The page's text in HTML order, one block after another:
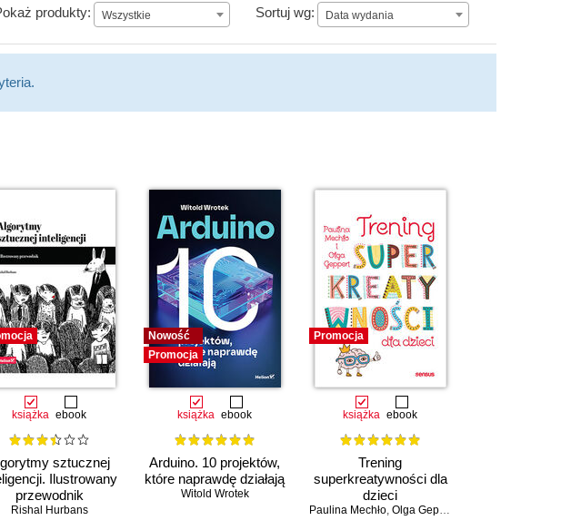
produkty: Wszystkie Sortuj wg: Data wydania
Data wydania
książka ebook
sztucznej
Ilustrowany
przewodnik
Rishal Hurbans
Nowość
Promocja
książka ebook
Arduino. 10 projektów,
które naprawdę działają
Witold Wrotek
Promocja
książka ebook
Trening
superkreatywności dla
dzieci
Paulina Mechło, Olga Geppert